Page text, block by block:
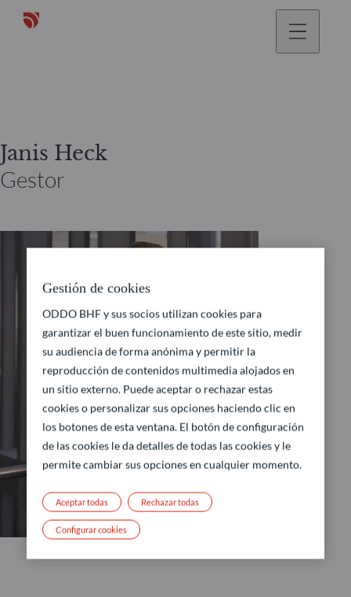
Janis Heck
Gestor
Gestión de cookies
ODDO BHF y sus socios utilizan cookies para
garantizar el buen funcionamiento de este sitio, medir
su audiencia de forma anónima y permitir la
reproducción de contenidos multimedia alojados en
un sitio externo. Puede aceptar o rechazar estas
cookies o personalizar sus opciones haciendo clic en
los botones de esta ventana. El botón de configuración
de las cookies le da detalles de todas las cookies y le
permite cambiar sus opciones en cualquier momento.
Rechazar todas
Aceptar todas
Configurar cookies